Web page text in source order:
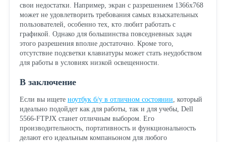
свои недостатки. Например, экран с разрешением 1366x768
может не удовлетворить требования самых взыскательных
пользователей, особенно тех, кто любит работать с
графикой. Однако для большинства повседневных задач
этого разрешения вполне достаточно. Кроме того,
отсутствие подсветки клавиатуры может стать неудобством
для работы в условиях низкой освещенности.
В заключение
Если вы ищете ноутбук б/у в отличном состоянии , который
идеально подойдет как для работы, так и для учебы, Dell
5566-FTPJX станет отличным выбором. Его
производительность, портативность и функциональность
делают его идеальным компаньоном для любого